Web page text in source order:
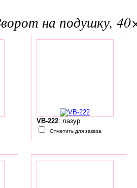
зворот на подушку,
VB-222: лазур
Отметить для заказа